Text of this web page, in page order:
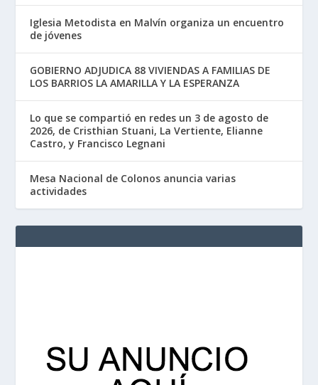
Iglesia Metodista en Malvín organiza un encuentro
de jóvenes
GOBIERNO ADJUDICA 88 VIVIENDAS A FAMILIAS DE
LOS BARRIOS LA AMARILLA Y LA ESPERANZA
Lo que se compartió en redes un 3 de agosto de
2026, de Cristhian Stuani, La Vertiente, Elianne
Castro, y Francisco Legnani
Mesa Nacional de Colonos anuncia varias
actividades